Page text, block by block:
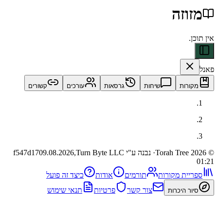
שיחות גרסאות עורכים קשורים
· נבנה ע"י Turn Byte LLC f547d1709.08.2026,
מקורות תורמים אודות כיצד זה פועל
היכרות צור קשר פרטיות תנאי שימוש